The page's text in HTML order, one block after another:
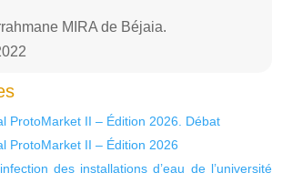
MIRA de Béjaia.
ProtoMarket II – Édition 2026. Débat
ProtoMarket II – Édition 2026
des installations d’eau de l’université